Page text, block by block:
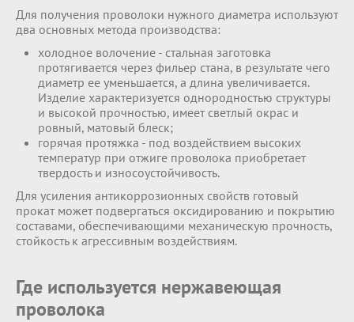
Для получения проволоки нужного диаметра используют
два основных метода производства:
холодное волочение - стальная заготовка
протягивается через фильер стана, в результате чего
диаметр ее уменьшается, а длина увеличивается.
Изделие характеризуется однородностью структуры
и высокой прочностью, имеет светлый окрас и
ровный, матовый блеск;
горячая протяжка - под воздействием высоких
температур при отжиге проволока приобретает
твердость и износоустойчивость.
Для усиления антикоррозионных свойств готовый
прокат может подвергаться оксидированию и покрытию
составами, обеспечивающими механическую прочность,
стойкость к агрессивным воздействиям.
Где используется нержавеющая
проволока